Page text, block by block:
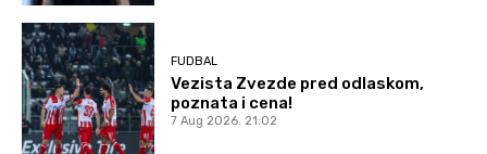
FUDBAL
Vezista Zvezde pred odlaskom,
poznata i cena!
7 Aug 2026. 21:02